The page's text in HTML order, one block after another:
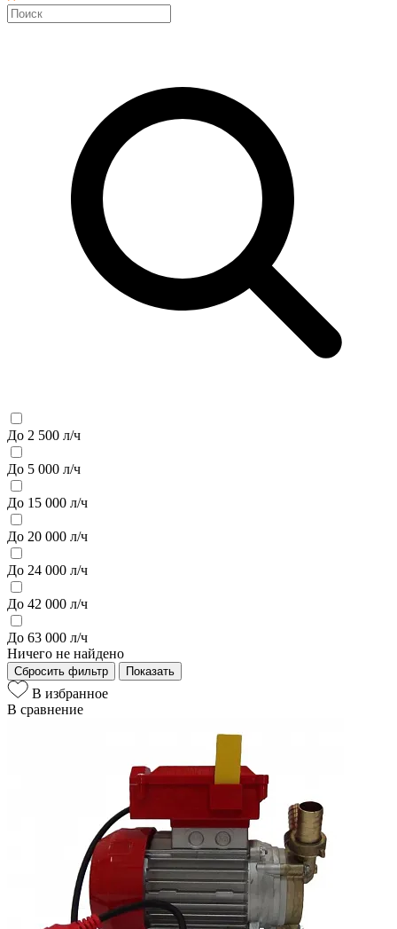
До 2 500 л/ч
До 5 000 л/ч
До 15 000 л/ч
До 20 000 л/ч
До 24 000 л/ч
До 42 000 л/ч
До 63 000 л/ч
Ничего не найдено
Сбросить фильтр Показать
В избранное
В сравнение